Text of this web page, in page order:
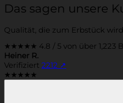
Das sagen unsere
Qualität, die zum Erbstück wird
★★★★★ 4.8 / 5 von über 1,223
Heiner R.
Verifiziert 2212 ↗
★★★★★